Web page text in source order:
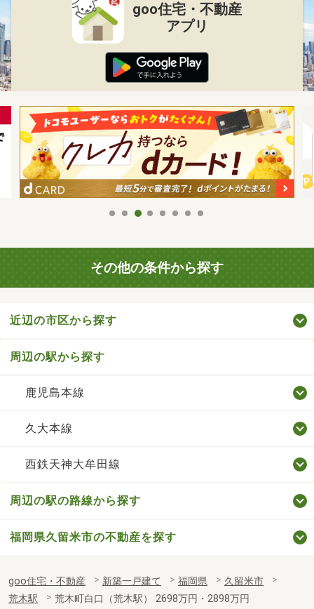
goo住宅・不動産
アプリ
その他の条件から探す
近辺の市区から探す
周辺の駅から探す
鹿児島本線
久大本線
西鉄天神大牟田線
周辺の駅の路線から探す
福岡県久留米市の不動産を探す
goo住宅・不動産 新築一戸建て 福岡県
久留米市
荒木駅
荒木町白口（荒木駅） 2698万円・2898万円